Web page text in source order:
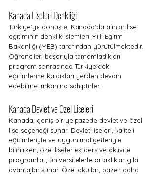
Kanada Liseleri Denkliği
Türkiye'ye dönüşte, Kanada'da alınan lise
eğitiminin denklik işlemleri Milli Eğitim
Bakanlığı (MEB) tarafından yürütülmektedir.
Öğrenciler, başarıyla tamamladıkları
program sonrasında Türkiye'deki
eğitimlerine kaldıkları yerden devam
edebilme imkanına sahiptirler.
Kanada Devlet ve Özel Liseleri
Kanada, geniş bir yelpazede devlet ve özel
lise seçeneği sunar. Devlet liseleri, kaliteli
eğitimleriyle ve uygun maliyetleriyle
bilinirken, özel liseler ek ders ve aktivite
programları, üniversitelerle ortaklıklar gibi
avantajlar sunar. Özel okullar, bazen daha